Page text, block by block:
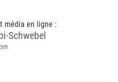
média en ligne :
Schwebel